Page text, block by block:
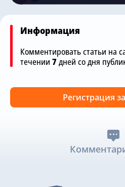
Информация
Комментировать статьи на
течении 7дней со дня
Регистрация